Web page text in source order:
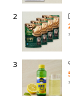
담기
담기
2
3